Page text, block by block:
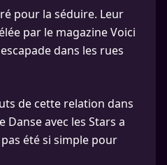
pour la séduire. Leur
par le magazine Voici
dans les rues
de cette relation dans
Danse avec les Stars a
été si simple pour